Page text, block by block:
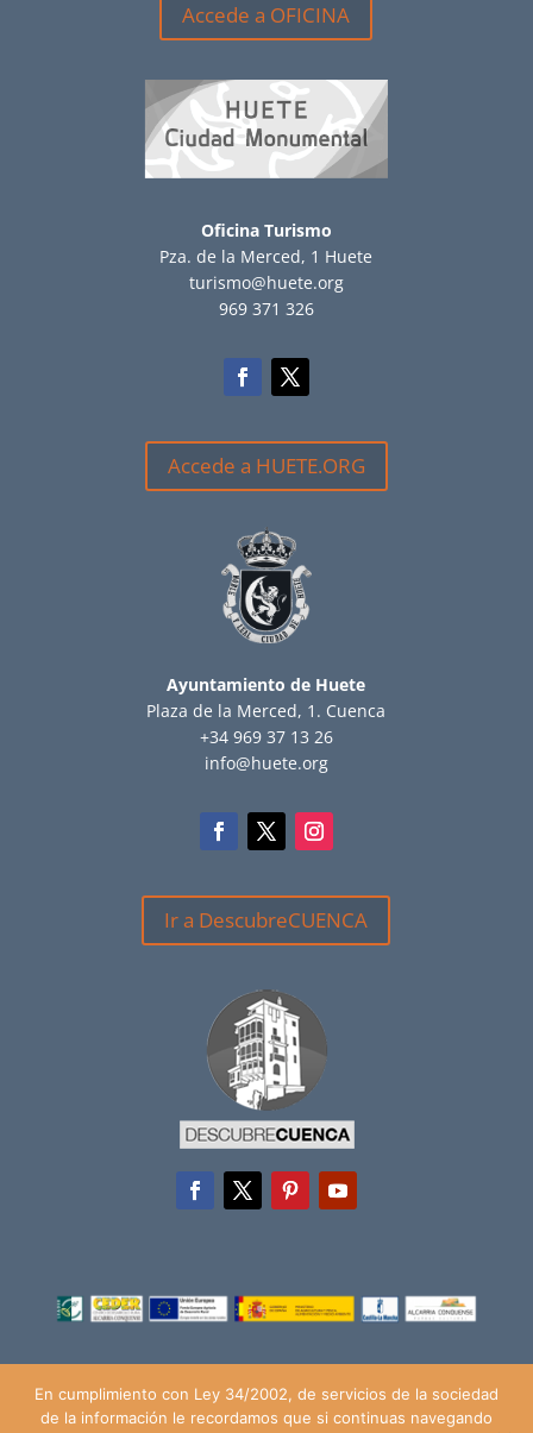
Accede a OFICINA
Oficina Turismo
Pza. de la Merced, 1 Huete
turismo@huete.org
969 371 326
Accede a HUETE.ORG
Ayuntamiento de Huete
Plaza de la Merced, 1. Cuenca
+34 969 37 13 26
info@huete.org
Ir a DescubreCUENCA
En cumplimiento con Ley 34/2002, de servicios de la sociedad
de la información le recordamos que si continuas navegando